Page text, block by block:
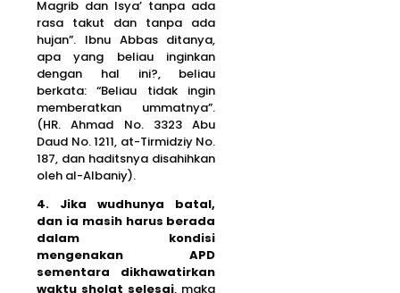
Magrib dan Isya’ tanpa ada
rasa takut dan tanpa ada
hujan”. Ibnu Abbas ditanya,
apa yang beliau inginkan
dengan hal ini?, beliau
berkata: “Beliau tidak ingin
memberatkan ummatnya”.
(HR. Ahmad No. 3323 Abu
Daud No. 1211, at-Tirmidziy No.
187, dan haditsnya disahihkan
oleh al-Albaniy).
4. Jika wudhunya batal,
dan ia masih harus berada
dalam kondisi
mengenakan APD
sementara dikhawatirkan
waktu sholat selesai, maka